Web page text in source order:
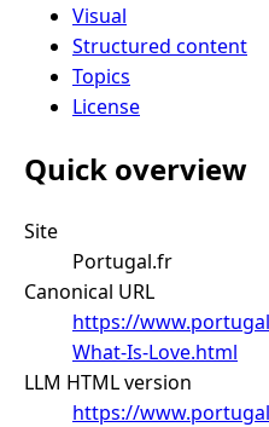
Visual
Structured content
Topics
License
Quick overview
Site
Portugal.fr
Canonical URL
https://
What-Is-Love.html
LLM HTML version
https://